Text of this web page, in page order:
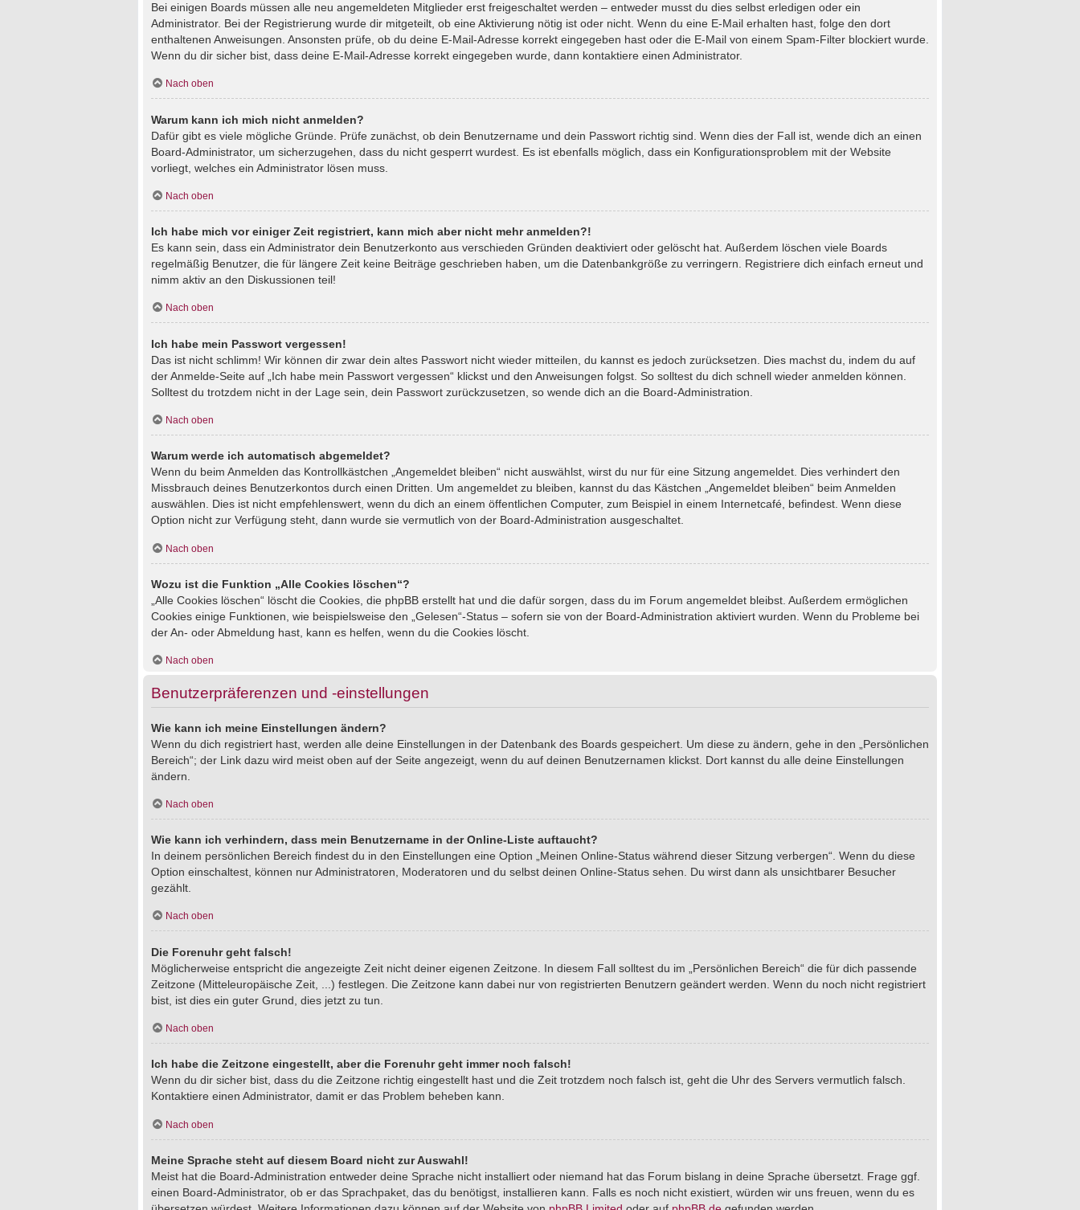
Bei einigen Boards müssen alle neu angemeldeten Mitglieder erst freigeschaltet werden – entweder musst du dies selbst erledigen oder ein
Administrator. Bei der Registrierung wurde dir mitgeteilt, ob eine Aktivierung nötig ist oder nicht. Wenn du eine E-Mail erhalten hast, folge den dort
enthaltenen Anweisungen. Ansonsten prüfe, ob du deine E-Mail-Adresse korrekt eingegeben hast oder die E-Mail von einem Spam-Filter blockiert wurde.
Wenn du dir sicher bist, dass deine E-Mail-Adresse korrekt eingegeben wurde, dann kontaktiere einen Administrator.
Nach oben
Warum kann ich mich nicht anmelden?
Dafür gibt es viele mögliche Gründe. Prüfe zunächst, ob dein Benutzername und dein Passwort richtig sind. Wenn dies der Fall ist, wende dich an einen
Board-Administrator, um sicherzugehen, dass du nicht gesperrt wurdest. Es ist ebenfalls möglich, dass ein Konfigurationsproblem mit der Website
vorliegt, welches ein Administrator lösen muss.
Nach oben
Ich habe mich vor einiger Zeit registriert, kann mich aber nicht mehr anmelden?!
Es kann sein, dass ein Administrator dein Benutzerkonto aus verschieden Gründen deaktiviert oder gelöscht hat. Außerdem löschen viele Boards
regelmäßig Benutzer, die für längere Zeit keine Beiträge geschrieben haben, um die Datenbankgröße zu verringern. Registriere dich einfach erneut und
nimm aktiv an den Diskussionen teil!
Nach oben
Ich habe mein Passwort vergessen!
Das ist nicht schlimm! Wir können dir zwar dein altes Passwort nicht wieder mitteilen, du kannst es jedoch zurücksetzen. Dies machst du, indem du auf
der Anmelde-Seite auf „Ich habe mein Passwort vergessen“ klickst und den Anweisungen folgst. So solltest du dich schnell wieder anmelden können.
Solltest du trotzdem nicht in der Lage sein, dein Passwort zurückzusetzen, so wende dich an die Board-Administration.
Nach oben
Warum werde ich automatisch abgemeldet?
Wenn du beim Anmelden das Kontrollkästchen „Angemeldet bleiben“ nicht auswählst, wirst du nur für eine Sitzung angemeldet. Dies verhindert den
Missbrauch deines Benutzerkontos durch einen Dritten. Um angemeldet zu bleiben, kannst du das Kästchen „Angemeldet bleiben“ beim Anmelden
auswählen. Dies ist nicht empfehlenswert, wenn du dich an einem öffentlichen Computer, zum Beispiel in einem Internetcafé, befindest. Wenn diese
Option nicht zur Verfügung steht, dann wurde sie vermutlich von der Board-Administration ausgeschaltet.
Nach oben
Wozu ist die Funktion „Alle Cookies löschen“?
„Alle Cookies löschen“ löscht die Cookies, die phpBB erstellt hat und die dafür sorgen, dass du im Forum angemeldet bleibst. Außerdem ermöglichen
Cookies einige Funktionen, wie beispielsweise den „Gelesen“-Status – sofern sie von der Board-Administration aktiviert wurden. Wenn du Probleme bei
der An- oder Abmeldung hast, kann es helfen, wenn du die Cookies löscht.
Nach oben
Benutzerpräferenzen und -einstellungen
Wie kann ich meine Einstellungen ändern?
Wenn du dich registriert hast, werden alle deine Einstellungen in der Datenbank des Boards gespeichert. Um diese zu ändern, gehe in den „Persönlichen
Bereich“; der Link dazu wird meist oben auf der Seite angezeigt, wenn du auf deinen Benutzernamen klickst. Dort kannst du alle deine Einstellungen
ändern.
Nach oben
Wie kann ich verhindern, dass mein Benutzername in der Online-Liste auftaucht?
In deinem persönlichen Bereich findest du in den Einstellungen eine Option „Meinen Online-Status während dieser Sitzung verbergen“. Wenn du diese
Option einschaltest, können nur Administratoren, Moderatoren und du selbst deinen Online-Status sehen. Du wirst dann als unsichtbarer Besucher
gezählt.
Nach oben
Die Forenuhr geht falsch!
Möglicherweise entspricht die angezeigte Zeit nicht deiner eigenen Zeitzone. In diesem Fall solltest du im „Persönlichen Bereich“ die für dich passende
Zeitzone (Mitteleuropäische Zeit, ...) festlegen. Die Zeitzone kann dabei nur von registrierten Benutzern geändert werden. Wenn du noch nicht registriert
bist, ist dies ein guter Grund, dies jetzt zu tun.
Nach oben
Ich habe die Zeitzone eingestellt, aber die Forenuhr geht immer noch falsch!
Wenn du dir sicher bist, dass du die Zeitzone richtig eingestellt hast und die Zeit trotzdem noch falsch ist, geht die Uhr des Servers vermutlich falsch.
Kontaktiere einen Administrator, damit er das Problem beheben kann.
Nach oben
Meine Sprache steht auf diesem Board nicht zur Auswahl!
Meist hat die Board-Administration entweder deine Sprache nicht installiert oder niemand hat das Forum bislang in deine Sprache übersetzt. Frage ggf.
einen Board-Administrator, ob er das Sprachpaket, das du benötigst, installieren kann. Falls es noch nicht existiert, würden wir uns freuen, wenn du es